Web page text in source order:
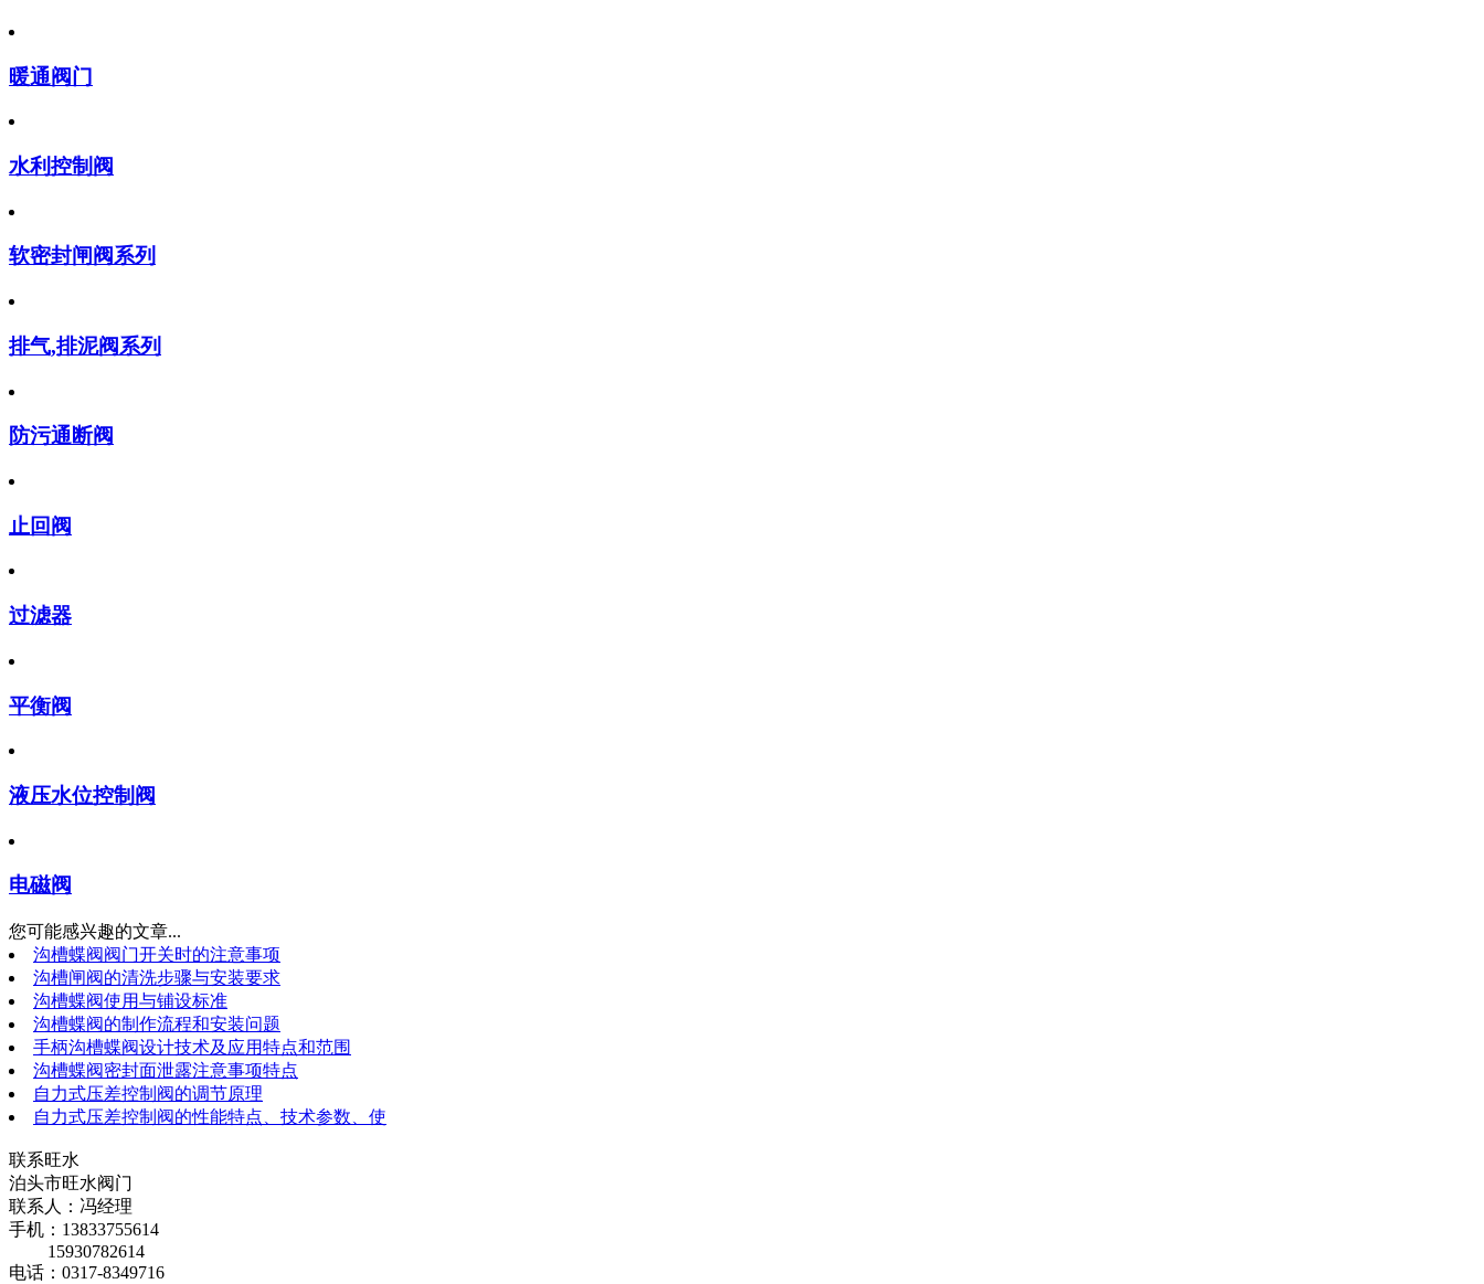
暖通阀门
水利控制阀
软密封闸阀系列
排气,排泥阀系列
防污通断阀
止回阀
过滤器
平衡阀
液压水位控制阀
电磁阀
您可能感兴趣的文章...
沟槽蝶阀阀门开关时的注意事项
沟槽闸阀的清洗步骤与安装要求
沟槽蝶阀使用与铺设标准
沟槽蝶阀的制作流程和安装问题
手柄沟槽蝶阀设计技术及应用特点和范围
沟槽蝶阀密封面泄露注意事项特点
自力式压差控制阀的调节原理
自力式压差控制阀的性能特点、技术参数、使
联系旺水
泊头市旺水阀门
联系人：冯经理
手机：13833755614
15930782614
电话：0317-8349716